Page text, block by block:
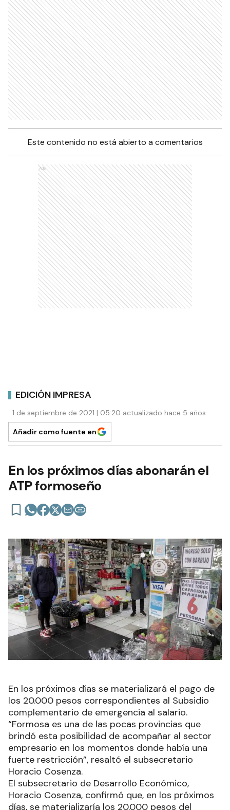
Este contenido no está abierto a comentarios
Ads
EDICIÓN IMPRESA
1 de septiembre de 2021 | 05:20 actualizado hace 5 años
Añadir como fuente en
En los próximos días abonarán el
ATP formoseño
En los próximos días se materializará el pago de
los 20.000 pesos correspondientes al Subsidio
complementario de emergencia al salario.
“Formosa es una de las pocas provincias que
brindó esta posibilidad de acompañar al sector
empresario en los momentos donde había una
fuerte restricción”, resaltó el subsecretario
Horacio Cosenza.
El subsecretario de Desarrollo Económico,
Horacio Cosenza, confirmó que, en los próximos
días, se materializaría los 20.000 pesos del